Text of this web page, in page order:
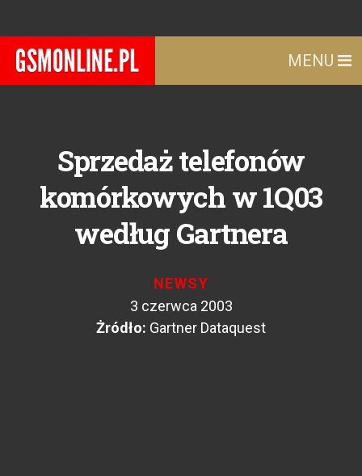
MENU
Sprzedaż telefonów
komórkowych w 1Q03
według Gartnera
NEWSY
3 czerwca 2003
Żródło: Gartner Dataquest